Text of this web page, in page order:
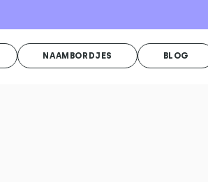
NAAMBORDJES BLOG